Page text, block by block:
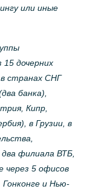
или иные
дочерних
странах СНГ
банка),
Кипр,
в Грузии, в
филиала ВТБ,
через 5 офисов
и Нью-